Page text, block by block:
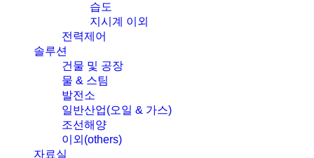
습도
지시계 이외
전력제어
솔루션
건물 및 공장
물 & 스팀
발전소
일반산업(오일 & 가스)
조선해양
이외(others)
자료실